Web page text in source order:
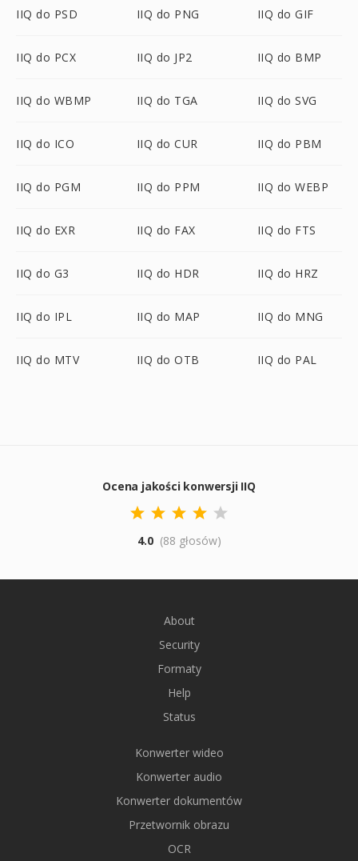
IIQ do PSD IIQ do PNG IIQ do GIF
IIQ do PCX IIQ do JP2 IIQ do BMP
IIQ do WBMP IIQ do TGA IIQ do SVG
IIQ do ICO IIQ do CUR IIQ do PBM
IIQ do PGM IIQ do PPM IIQ do WEBP
IIQ do EXR IIQ do FAX IIQ do FTS
IIQ do G3 IIQ do HDR IIQ do HRZ
IIQ do IPL IIQ do MAP IIQ do MNG
IIQ do MTV IIQ do OTB IIQ do PAL
Ocena jakości konwersji IIQ
4.0 (88 głosów)
About
Security
Formaty
Help
Status
Konwerter wideo
Konwerter audio
Konwerter dokumentów
Przetwornik obrazu
OCR